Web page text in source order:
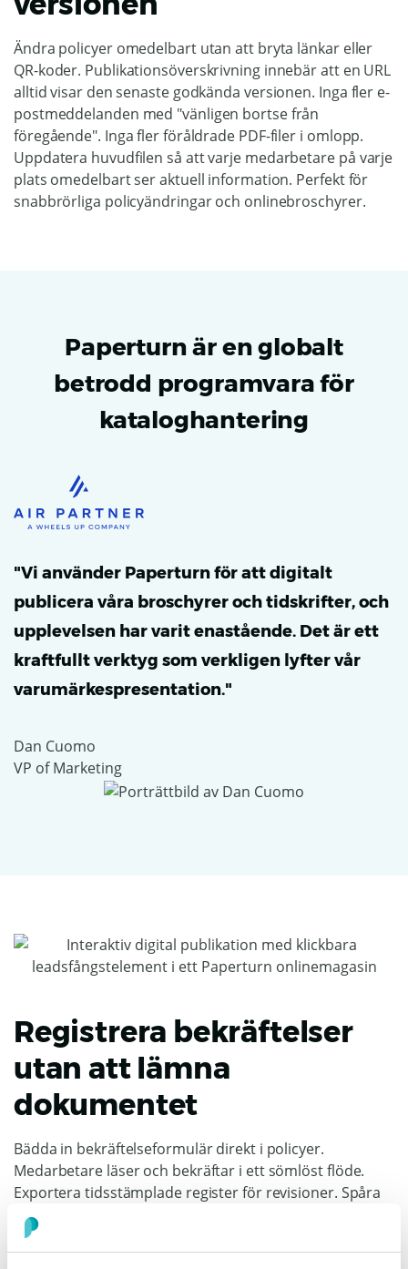
Ändra policyer omedelbart utan att bryta länkar eller
QR-koder. Publikationsöverskrivning innebär att en URL
alltid visar den senaste godkända versionen. Inga fler e-
postmeddelanden med "vänligen bortse från
föregående". Inga fler föråldrade PDF-filer i omlopp.
Uppdatera huvudfilen så att varje medarbetare på varje
plats omedelbart ser aktuell information. Perfekt för
snabbrörliga policyändringar och onlinebroschyrer.
Paperturn är en globalt
betrodd programvara för
kataloghantering
"Vi använder Paperturn för att digitalt
publicera våra broschyrer och tidskrifter, och
upplevelsen har varit enastående. Det är ett
kraftfullt verktyg som verkligen lyfter vår
varumärkespresentation."
Dan Cuomo
VP of Marketing
Registrera bekräftelser
utan att lämna
dokumentet
Bädda in bekräftelseformulär direkt i policyer.
Medarbetare läser och bekräftar i ett sömlöst flöde.
Exportera tidsstämplade register för revisioner. Spåra
exakt vem som sett vad, från vilken plats och på vilken
enhet. Schemalägg utrullningar för specifika datum.
Ange automatisk utgång för tidskänsligt innehåll.